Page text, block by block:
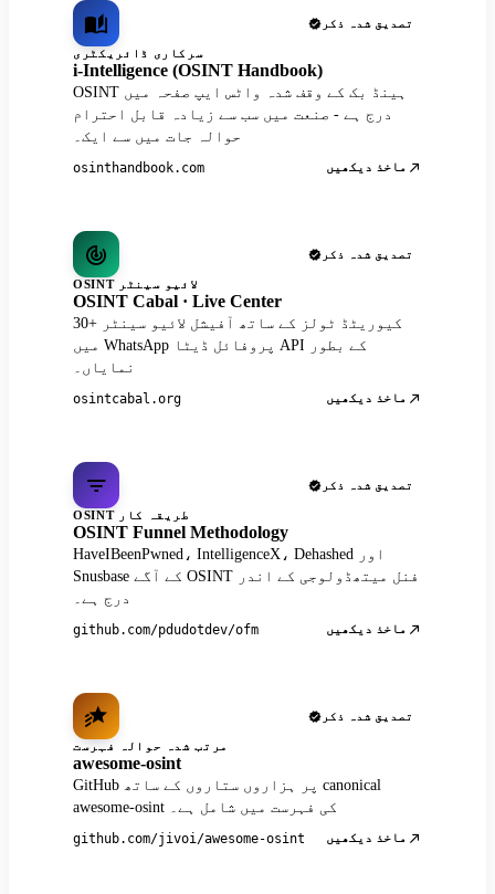
تصدیق شدہ ذکر
سرکاری ڈائریکٹری
i-Intelligence (OSINT Handbook)
OSINT ہینڈ بک کے وقف شدہ واٹس ایپ صفحہ میں
درج ہے - صنعت میں سب سے زیادہ قابل احترام
حوالہ جات میں سے ایک۔
osinthandbook.com ماخذ دیکھیں
تصدیق شدہ ذکر
OSINT لائیو سینٹر
OSINT Cabal · Live Center
30+ کیوریٹڈ ٹولز کے ساتھ آفیشل لائیو سینٹر
میں WhatsApp پروفائل ڈیٹا API کے بطور
نمایاں۔
osintcabal.org ماخذ دیکھیں
تصدیق شدہ ذکر
OSINT طریقہ کار
OSINT Funnel Methodology
HaveIBeenPwned، IntelligenceX، Dehashed اور
Snusbase کے آگے OSINT فنل میتھڈولوجی کے اندر
درج ہے۔
github.com/pdudotdev/ofm ماخذ دیکھیں
تصدیق شدہ ذکر
مرتب شدہ حوالہ فہرست
awesome-osint
GitHub پر ہزاروں ستاروں کے ساتھ canonical
awesome-osint کی فہرست میں شامل ہے۔
github.com/jivoi/awesome-osint ماخذ دیکھیں